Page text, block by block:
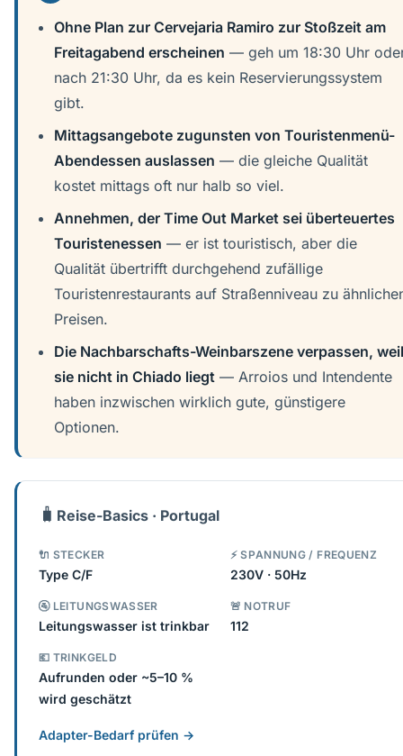
Ohne Plan zur Cervejaria Ramiro zur Stoßzeit am
Freitagabend erscheinen — geh um 18:30 Uhr
nach 21:30 Uhr, da es kein Reservierungssystem
gibt.
Mittagsangebote zugunsten von Touristenmenü-
Abendessen auslassen — die gleiche Qualität
kostet mittags oft nur halb so viel.
Annehmen, der Time Out Market sei überteuertes
Touristenessen — er ist touristisch, aber die
Qualität übertrifft durchgehend zufällige
Touristenrestaurants auf Straßenniveau zu
Preisen.
Die Nachbarschafts-Weinbarszene verpassen, weil
sie nicht in Chiado liegt — Arroios und Intendente
haben inzwischen wirklich gute, günstigere
Optionen.
🧳 Reise-Basics · Portugal
🔌 STECKER
Type C/F
⚡ SPANNUNG / FREQUENZ
230V · 50Hz
🚰 LEITUNGSWASSER
Leitungswasser ist trinkbar
🚨 NOTRUF
112
💶 TRINKGELD
Aufrunden oder ~5–10 %
wird geschätzt
Adapter-Bedarf prüfen →